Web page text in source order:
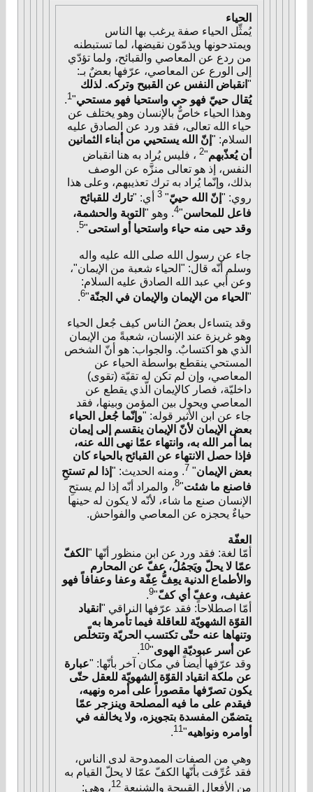
الحياء
يُمثِّل الحياء صفة يرغب بها الناس
ويمتدحونها ويذمّون نقيضها، لما تستبطنه
من ردع عن المعاصي والقبائح، ولما تؤدّي
إلى الورع عن المعاصي، عرّفها بعضٌ بـ:
" انقباض النفس عن القبيح وتركه. لذلك
يُقال حييّ فهو حي واستحيا فهو مستحي"
1
.
وهذا الحياء خاصٌّ بالإنسان وهو يختلف عن
حياء الله تعالى، فقد ورد عن الصادق عليه
السلام: " إنّ الله يستحيي من أبناء الثمانين
أن يُعذّبهم"
2 ، فليس يُراد به هنا انقباض
النفس، إذ هو تعالى منزَّه عن الوصف
بذلك، وإنّما يُراد به ترك تعذيبهم، وعلى هذا
روي: " إنّ الله حييّ"
3 أي: "تارك للقبائح
فاعل للمحاسن"
4. وهو " التوبة والحشمة،
وقد حيى منه حياء واستحيا أو استحى"
5
.
جاء عن رسول الله صلى الله عليه واله
وسلم أنّه قال: "الحياء شعبة من الإيمان"،
وعن أبي عبد الله الصادق عليه السلام:
" الحياء من الإيمان والإيمان في الجنّة"
6
.
وقد يتساءل بعضُ الناس كيف جُعل الحياء
وهو غريزة عند الإنسان، شعبةً من الإيمان
الّذي هو اكتسابٌ. والجواب: هو أنّ الشخص
المستحي ينقطع بواسطة الحياء عن
المعاصي، وإن لم تكن له تقيّة (تقوى)
داخليّة، فصار كالإيمان الّذي يقطع عن
المعاصي ويحول بين المؤمن وبينها، فقد
جاء عن ابن الأثير قوله: "وإنّما جُعل الحياء
بعض الإيمان لأنّ الإيمان ينقسم إلى إيمان
بما أمر الله به، وانتهاء عمّا نهى الله عنه،
فإذا حصل الانتهاء عن القبائح بالحياء كان
بعض الإيمان"
7. ومنه الحديث: " إذا لم تستحِ
فاصنع ما شئت"
8، والمراد أنّه إذا لم يستحِ
الإنسان صنع ما شاء، لأنّه لا يكون له حينها
حياءٌ يحجزه عن المعاصي والفواحش.
العفّة
أمّا لغة: فقد ورد عن ابن منظور أنّها " الكفّ
عمّا لا يحلّ ويَجمُلُ، عفّ عن المحارم
والأطماع الدنية يعِفُّ عِفّة وعفا وعفافاً فهو
عفيف، وعفّ أي كفّ"
9
.
أمّا اصطلاحاً: فقد عرّفها النراقي " انقياد
القوّة الشهويّة للعاقلة فيما تأمرها به
وتنهاها عنه حتّى تكتسب الحريّة وتتخلّص
عن أسر عبوديّة الهوى"
10
.
وقد عرّفها أيضاً في مكان آخر بأنّها: "عبارة
عن ملكة انقياد القوّة الشهويّة للعقل حتّى
يكون تصرّفها مقصوراً على أمره ونهيه،
فيقدم على ما فيه المصلحة وينزجر عمّا
يتضمّن المفسدة بتجويزه، ولا يخالفه في
أوامره ونواهيه"
11
.
وهي من الصفات الممدوحة لدى الناس،
فقد عُرِّفت بأنّها الكفّ عمّا لا يحلّ القيام به
من الأفعال القبيحة والشنيعة 12، وهي: